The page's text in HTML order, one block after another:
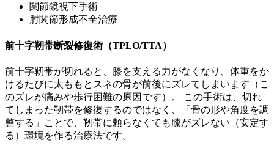
関節鏡視下手術
肘関節形成不全治療
前十字靭帯断裂修復術（TPLO/TTA）
前十字靭帯が切れると、膝を支える力がなくなり、体重をか
けるたびに太ももとスネの骨が前後にズレてしまいます（こ
のズレが痛みや歩行困難の原因です）。 この手術は、切れ
てしまった靭帯を修復するのではなく、「骨の形や角度を調
整する」ことで、靭帯に頼らなくても膝がズレない（安定す
る）環境を作る治療法です。